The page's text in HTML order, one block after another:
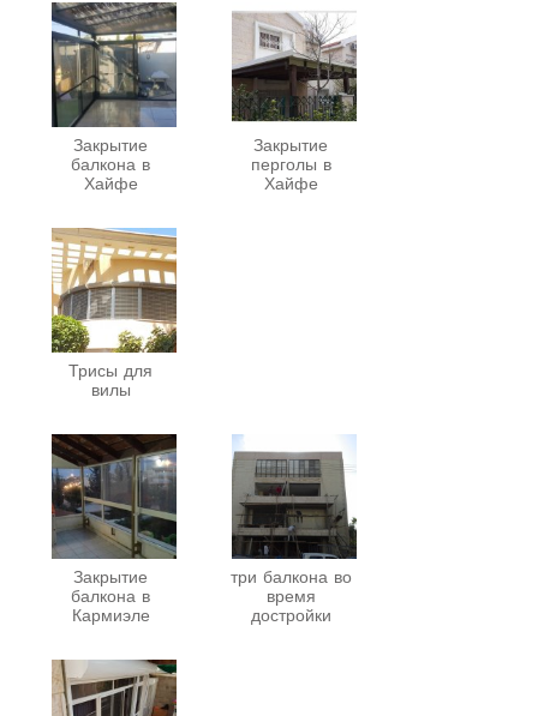
Закрытие
балкона в
Хайфе
Закрытие
перголы в
Хайфе
Трисы для
вилы
Закрытие
балкона в
Кармиэле
три балкона во
время
достройки